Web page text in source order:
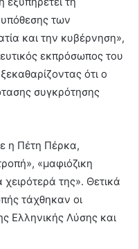
των
και την κυβέρνηση»,
εκπρόσωπος του
ότι ο
συγκρότησης
η Πέτη Πέρκα,
«μαφιόζικη
χειρότερά της». Θετικά
τάχθηκαν οι
Ελληνικής Λύσης και